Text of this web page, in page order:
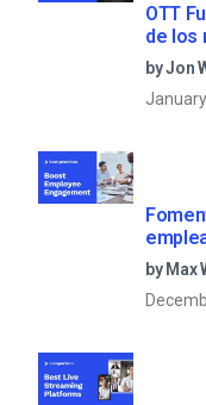
OTT
de los
by Jon
by Max